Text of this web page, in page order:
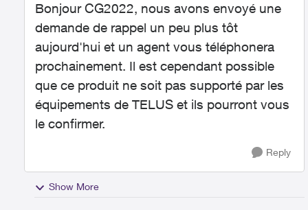
Bonjour CG2022, nous avons envoyé une
demande de rappel un peu plus tôt
aujourd'hui et un agent vous téléphonera
prochainement. Il est cependant possible
que ce produit ne soit pas supporté par les
équipements de TELUS et ils pourront vous
le confirmer.
Reply
Show More